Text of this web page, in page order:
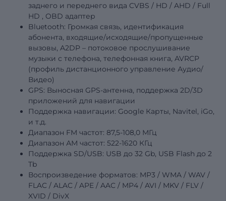
заднего и переднего вида CVBS / HD / AHD / Full
HD , OBD адаптер
Bluetooth: Громкая связь, идентификация
абонента, входящие/исходящие/пропущенные
вызовы, A2DP – потоковое прослушивание
музыки с телефона, телефонная книга, AVRCP
(профиль дистанционного управление Аудио/
Видео)
GPS: Выносная GPS-антенна, поддержка 2D/3D
приложений для навигации
Поддержка навигации: Google Карты, Navitel, iGo,
и т.д.
Диапазон FM частот: 87,5-108,0 МГц
Диапазон АМ частот: 522-1620 КГц
Поддержка SD/USB: USB до 32 Gb, USB Flash до 2
Tb
Воспроизведение форматов: MP3 / WMA / WAV /
FLAC / ALAC / APE / AAC / MP4 / AVI / MKV / FLV /
XVID / DivX